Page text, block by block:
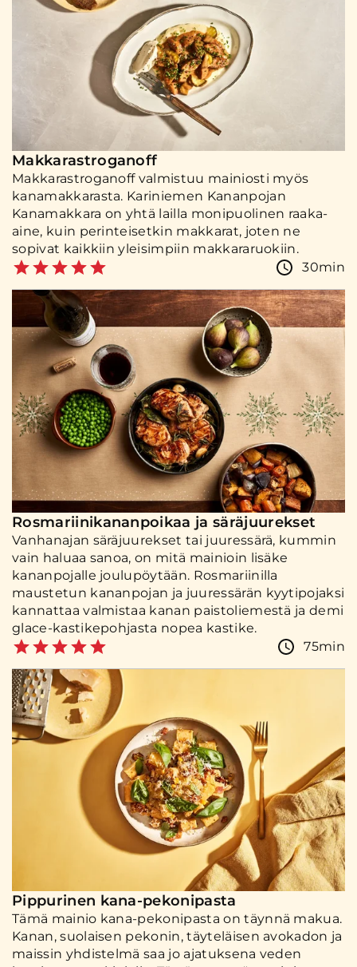
Makkarastroganoff
Makkarastroganoff valmistuu mainiosti myös
kanamakkarasta. Kariniemen Kananpojan
Kanamakkara on yhtä lailla monipuolinen raaka-
aine, kuin perinteisetkin makkarat, joten ne
sopivat kaikkiin yleisimpiin makkararuokiin.
30min
Rosmariinikananpoikaa ja säräjuurekset
Vanhanajan säräjuurekset tai juuressärä, kummin
vain haluaa sanoa, on mitä mainioin lisäke
kananpojalle joulupöytään. Rosmariinilla
maustetun kananpojan ja juuressärän kyytipojaksi
kannattaa valmistaa kanan paistoliemestä ja demi
glace-kastikepohjasta nopea kastike.
75min
Pippurinen kana-pekonipasta
Tämä mainio kana-pekonipasta on täynnä makua.
Kanan, suolaisen pekonin, täyteläisen avokadon ja
maissin yhdistelmä saa jo ajatuksena veden